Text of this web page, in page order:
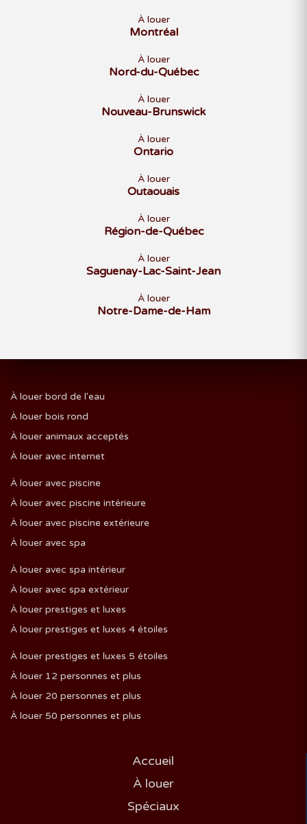
À louer
Montréal
À louer
Nord-du-Québec
À louer
Nouveau-Brunswick
À louer
Ontario
À louer
Outaouais
À louer
Région-de-Québec
À louer
Saguenay-Lac-Saint-Jean
À louer
Notre-Dame-de-Ham
À louer bord de l'eau
À louer bois rond
À louer animaux acceptés
À louer avec internet
À louer avec piscine
À louer avec piscine intérieure
À louer avec piscine extérieure
À louer avec spa
À louer avec spa intérieur
À louer avec spa extérieur
À louer prestiges et luxes
À louer prestiges et luxes 4 étoiles
À louer prestiges et luxes 5 étoiles
À louer 12 personnes et plus
À louer 20 personnes et plus
À louer 50 personnes et plus
Accueil
À louer
Spéciaux